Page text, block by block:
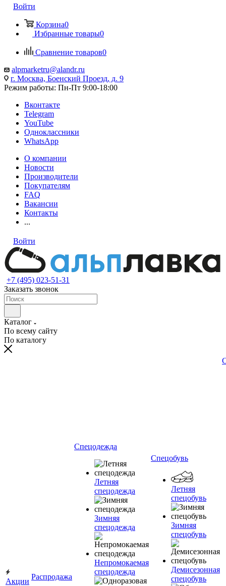
Войти
Корзина0
Избранные товары0
Сравнение товаров0
alpmarketru@alandr.ru
г. Москва, Боенский Проезд, д. 9
Режим работы: Пн-Пт 9:00-18:00
Вконтакте
Telegram
YouTube
Одноклассники
WhatsApp
О компании
Новости
Производители
Покупателям
FAQ
Вакансии
Контакты
...
Войти
+7 (495) 023-51-31
Заказать звонок
Каталог
По всему сайту
По каталогу
Акции
Распродажа
Спецодежда
Летняя
спецодежда
Зимняя
спецодежда
Непромокаемая
спецодежда
Спецобувь
Летняя
спецобувь
Зимняя
спецобувь
Демисезонная
спецобувь